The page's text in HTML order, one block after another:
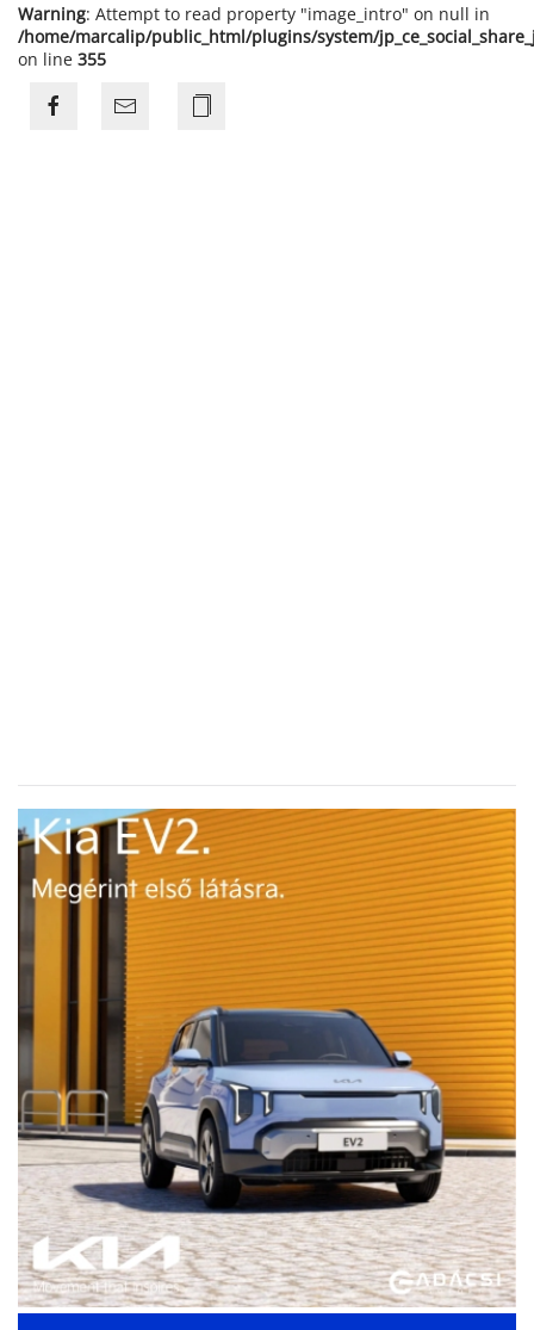
Warning: Attempt to read property "image_intro" on null in
/home/marcalip/public_html/plugins/system/
on line 355